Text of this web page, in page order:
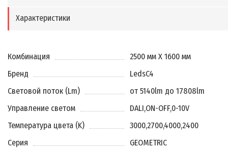
Характеристики
Комбинация
2500 мм X 1600 мм
Бренд
LedsC4
Световой поток (Lm)
от 5140lm до 17808lm
Управление светом
DALI,ON-OFF,0-10V
Температура цвета (K)
3000,2700,4000,2400
Серия
GEOMETRIC